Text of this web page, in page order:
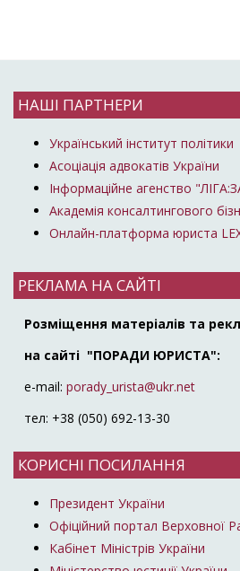
НАШІ ПАРТНЕРИ
Український інститут політики
Асоціація адвокатів України
Інформаційне агенство
Академія консалтингового
Онлайн-платформа юриста
РЕКЛАМА НА САЙТІ
Розміщення матеріалів та
на сайті "ПОРАДИ ЮРИСТА":
e-mail: porady_urista@ukr.net
тел: +38 (050) 692-13-30
КОРИСНІ ПОСИЛАННЯ
Президент України
Офіційний портал Верховної
Кабінет Міністрів України